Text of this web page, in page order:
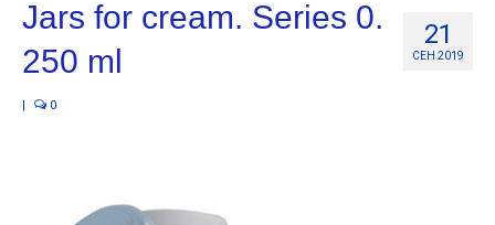
21
СЕН 2019
Jars for cream. Series 0.
250 ml
0